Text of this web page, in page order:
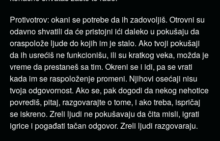
Protivotrov: okani se potrebe da ih zadovoljiš. Otrovni su
odavno shvatili da će pristojni ići daleko u pokušaju da
oraspolože ljude do kojih im je stalo. Ako tvoji pokušaji
da ih usrećiš ne funkcionišu, ili su kratkog veka, možda je
vreme da prestaneš sa tim. Okreni se i idi, pa se vrati
kada im se raspoloženje promeni. Njihovi osećaji nisu
tvoja odgovornost. Ako se, pak dogodi da nekog nehotice
povrediš, pitaj, razgovarajte o tome, i ako treba, ispričaj
se iskreno. Zreli ljudi ne pokušavaju da čita misli, igrati
igrice i pogađati tačan odgovor. Zreli ljudi razgovaraju.